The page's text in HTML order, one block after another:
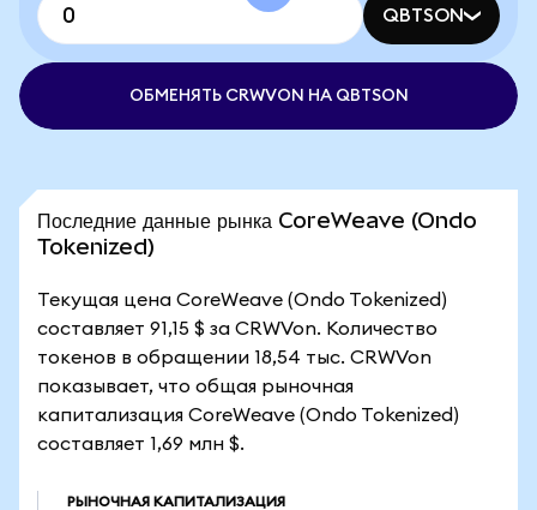
QBTSON
ОБМЕНЯТЬ CRWVON НА QBTSON
Последние данные рынка CoreWeave (Ondo
Tokenized)
Текущая цена CoreWeave (Ondo Tokenized)
составляет 91,15 $ за CRWVon. Количество
токенов в обращении 18,54 тыс. CRWVon
показывает, что общая рыночная
капитализация CoreWeave (Ondo Tokenized)
составляет 1,69 млн $.
РЫНОЧНАЯ КАПИТАЛИЗАЦИЯ